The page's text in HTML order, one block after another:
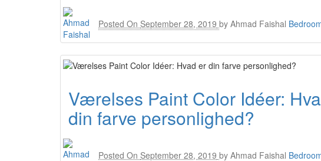
Posted On September 28, 2019 by Ahmad Faishal
Værelses Paint Color Idéer:
din farve personlighed?
Posted On September 28, 2019 by Ahmad Faishal